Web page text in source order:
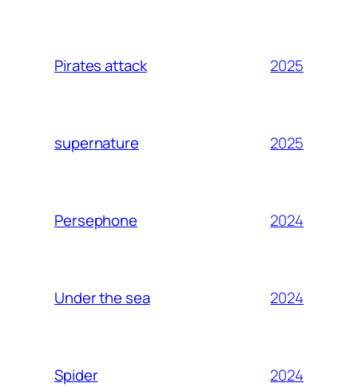
Pirates attack 2025
supernature 2025
Persephone 2024
Under the sea 2024
Spider 2024